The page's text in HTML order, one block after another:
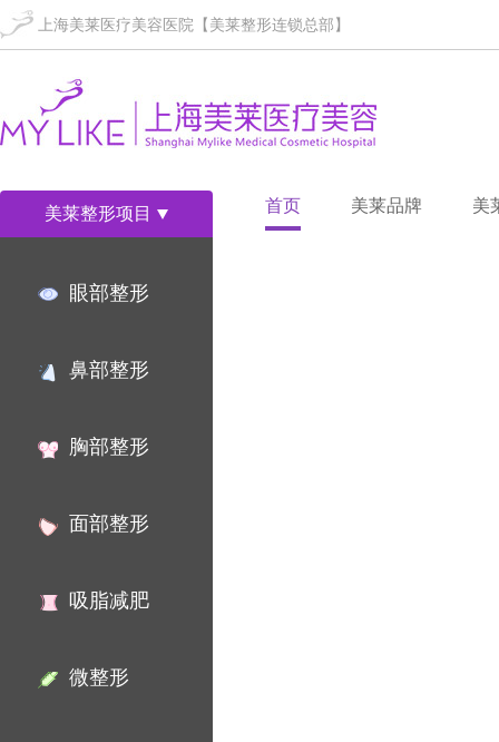
上海美莱医疗美容医院【美莱整形连锁总部】
美莱整形项目
眼部整形
鼻部整形
胸部整形
面部整形
吸脂减肥
微整形
首页 美莱品牌 美